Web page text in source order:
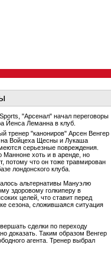
"Арсенал" начал переговоры
Йенса Леманна в клуб.
тренер "канониров" Арсен Венгер
на Войцеха Щесны и Лукаша
серьезные повреждения.
Манноне хоть и в аренде, но
потому что он тоже травмирован
лондонского клуба.
альтернативы Мануэлю
здоровому голкиперу в
целей, что ставит перед
сезона, сложившаяся ситуация
сделки по переходу
доказать. Таким образом Венгер
агента. Тренер выбрал